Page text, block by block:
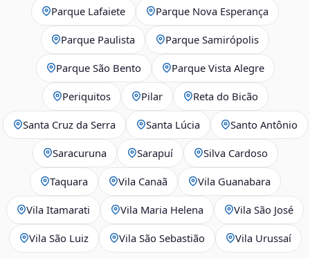
Parque Lafaiete Parque Nova Esperança
Parque Paulista Parque Samirópolis
Parque São Bento Parque Vista Alegre
Periquitos Pilar Reta do Bicão
Santa Cruz da Serra Santa Lúcia Santo Antônio
Saracuruna Sarapuí Silva Cardoso
Taquara Vila Canaã Vila Guanabara
Vila Itamarati Vila Maria Helena Vila São José
Vila São Luiz Vila São Sebastião Vila Urussaí